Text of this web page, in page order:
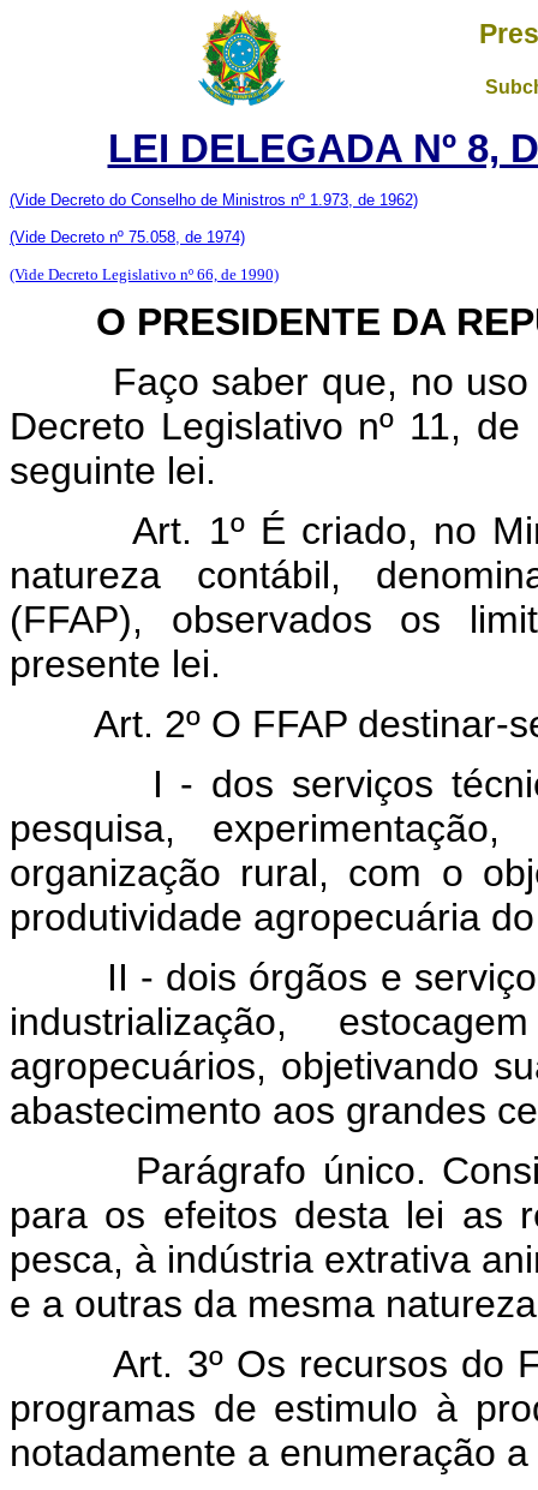
LEI DELEGADA Nº 8,
(Vide Decreto do Conselho de Ministros nº 1.973, de 1962)
(Vide Decreto nº 75.058, de 1974)
(Vide Decreto Legislativo nº 66, de 1990)
O PRESIDENTE DA
Faço saber que, no uso
Decreto Legislativo nº 11,
seguinte lei.
Art. 1º É criado, no
natureza contábil,
(FFAP), observados os
presente lei.
Art. 2º O FFAP destinar-
I - dos serviços
pesquisa,
organização rural, com o
produtividade agropecuária
II - dois órgãos e
industrialização,
agropecuários, objetivando
abastecimento aos grandes
Parágrafo único.
para os efeitos desta lei as
pesca, à indústria extrativa
e a outras da mesma
Art. 3º Os recursos do
programas de estimulo à
notadamente a enumeração